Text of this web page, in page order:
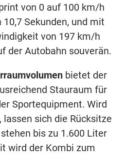
von 0 auf 100 km/h
10,7 Sekunden, und mit
von 197 km/h
der Autobahn souverän.
bietet der
Stauraum für
Sportequipment. Wird
sich die Rücksitze
bis zu 1.600 Liter
wird der Kombi zum